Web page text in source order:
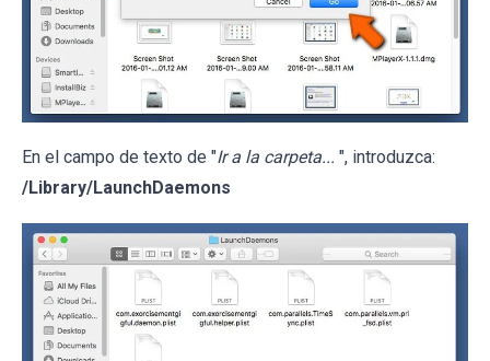
En el campo de texto de "Ir a la carpeta... ", introduzca:
/Library/LaunchDaemons